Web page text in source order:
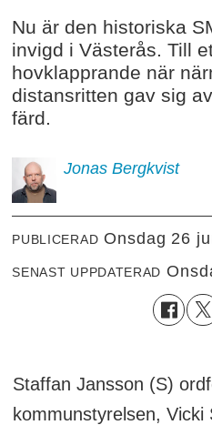
Nu är den historiska
invigd i Västerås. Till
hovklapprande när
distansritten gav sig
färd.
Jonas Bergkvist
PUBLICERAD onsdag 26
SENAST UPPDATERAD
Staffan Jansson (S)
kommunstyrelsen, Vicki